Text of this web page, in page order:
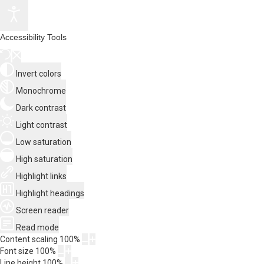
Accessibility Tools
Invert colors
Monochrome
Dark contrast
Light contrast
Low saturation
High saturation
Highlight links
Highlight headings
Screen reader
Read mode
Content scaling 100%
Font size 100%